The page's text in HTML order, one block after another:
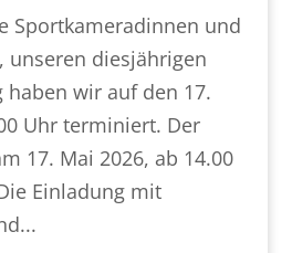
Sportkameradinnen und
unseren diesjährigen
haben wir auf den 17.
Uhr terminiert. Der
17. Mai 2026, ab 14.00
Einladung mit